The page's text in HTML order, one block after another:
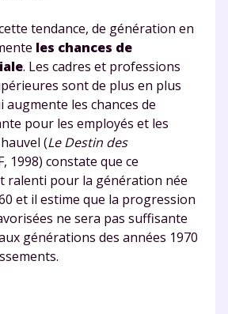
tendance, de génération en
les chances de
. Les cadres et professions
sont de plus en plus
augmente les chances de
pour les employés et les
(Le Destin des
1998) constate que ce
ralenti pour la génération née
et il estime que la progression
ne sera pas suffisante
générations des années 1970
progresser
votre
scolaire ?
24h notre
de soutien